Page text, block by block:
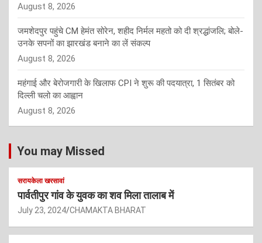
August 8, 2026
जमशेदपुर पहुंचे CM हेमंत सोरेन, शहीद निर्मल महतो को दी श्रद्धांजलि; बोले-
उनके सपनों का झारखंड बनाने का लें संकल्प
August 8, 2026
महंगाई और बेरोजगारी के खिलाफ CPI ने शुरू की पदयात्रा, 1 सितंबर को
दिल्ली चलो का आह्वान
August 8, 2026
You may Missed
सरायकेला खरसावां
पार्वतीपुर गांव के युवक का शव मिला तालाब में
July 23, 2024 CHAMAKTA BHARAT